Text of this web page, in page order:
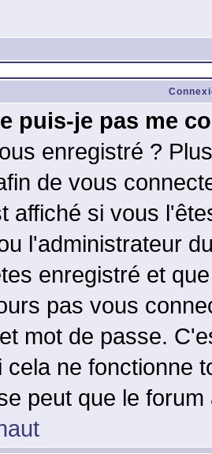
puis-je pas me
enregistré ?
de vous
affiché si vous
l'administrateur
enregistré et
pas vous
mot de passe.
cela ne fonctionne
peut que le